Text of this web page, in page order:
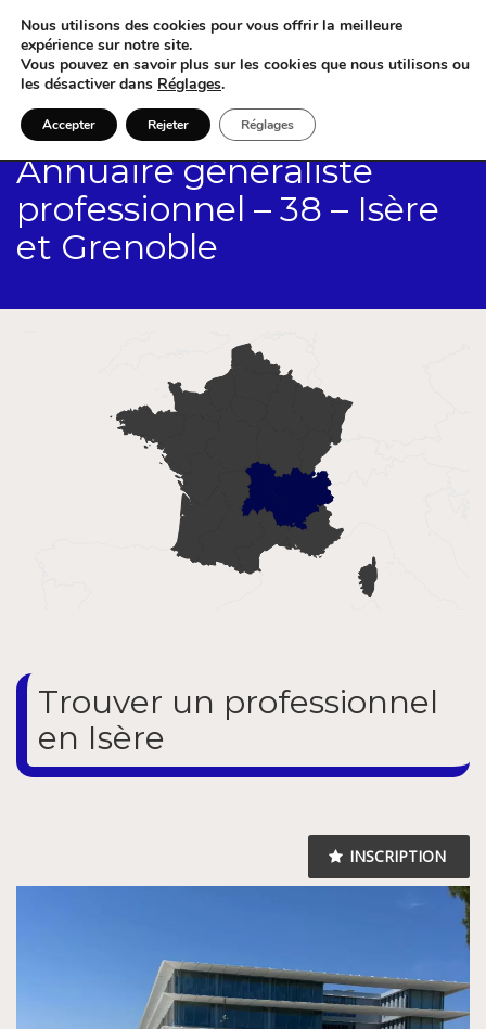
Annuaire généraliste
professionnel – 38 – Isère
et Grenoble
Trouver un professionnel
en Isère
INSCRIPTION
Nous utilisons des cookies pour vous offrir la meilleure
expérience sur notre site.
Vous pouvez en savoir plus sur les cookies que nous utilisons ou
les désactiver dans Réglages.
Accepter Rejeter Réglages